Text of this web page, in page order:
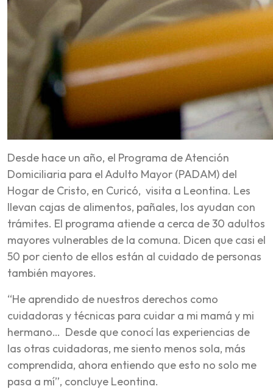
Desde hace un año, el Programa de Atención
Domiciliaria para el Adulto Mayor (PADAM) del
Hogar de Cristo, en Curicó, visita a Leontina. Les
llevan cajas de alimentos, pañales, los ayudan con
trámites. El programa atiende a cerca de 30 adultos
mayores vulnerables de la comuna. Dicen que casi el
50 por ciento de ellos están al cuidado de personas
también mayores.
“He aprendido de nuestros derechos como
cuidadoras y técnicas para cuidar a mi mamá y mi
hermano… Desde que conocí las experiencias de
las otras cuidadoras, me siento menos sola, más
comprendida, ahora entiendo que esto no solo me
pasa a mí”, concluye Leontina.